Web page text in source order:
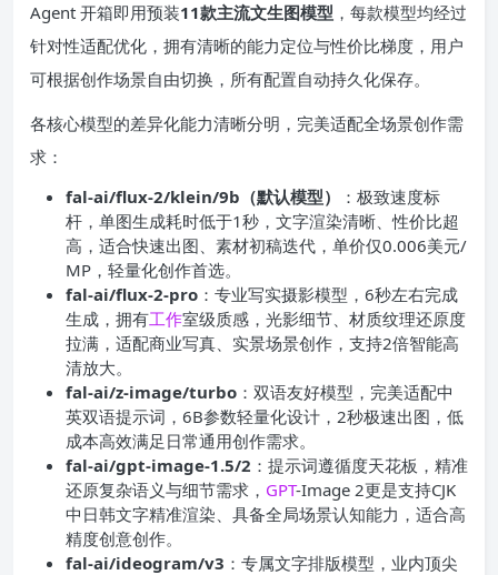
Agent 开箱即用预装11款主流文生图模型 ，每款模型均经过
针对性适配优化，拥有清晰的能力定位与性价比梯度，用户
可根据创作场景自由切换，所有配置自动持久化保存。
各核心模型的差异化能力清晰分明，完美适配全场景创作需
求：
fal-ai/flux-2/klein/9b（默认模型）
：极致速度标
杆，单图生成耗时低于1秒，文字渲染清晰、性价比超
高，适合快速出图、素材初稿迭代，单价仅0.006美元/
MP，轻量化创作首选。
fal-ai/flux-2-pro ：专业写实摄影模型，6秒左右完成
生成，拥有工作室级质感，光影细节、材质纹理还原度
拉满，适配商业写真、实景场景创作，支持2倍智能高
清放大。
fal-ai/z-image/turbo ：双语友好模型，完美适配中
英双语提示词，6B参数轻量化设计，2秒极速出图，低
成本高效满足日常通用创作需求。
fal-ai/gpt-image-1.5/2 ：提示词遵循度天花板，精准
还原复杂语义与细节需求， GPT-Image 2更是支持CJK
中日韩文字精准渲染、具备全局场景认知能力，适合高
精度创意创作。
fal-ai/ideogram/v3 ：专属文字排版模型，业内顶尖